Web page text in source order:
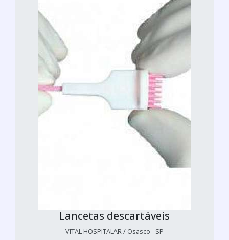
Lancetas descartáveis
VITAL HOSPITALAR / Osasco - SP